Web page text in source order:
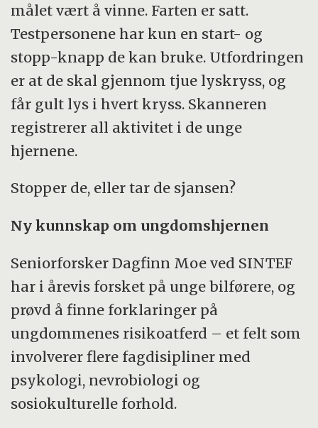
Prosjektet Neurodriving bygger på at
forskere skanner hjernen mens ungdommer
spiller dataspill. Spillet er tidligere bruket i
en studie ved Temple University i
Philadelphia, Pennsylvania.
Startet i 2012 og er finansiert av Statens
tilsvarende TraFi i Finland.
SINTEF har i samarbeid med Høgskolen i
Nord-Trøndelag, utviklet et program basert
på kunnskap fra dette og lignende
prosjekter for påvirkning av ungdoms
risikoforståelse ved Bratten aktivitetspark i
Bodø. Der er etablert et MIND-senter med et
program basert på lyd, bilde og refleksjon
som ungdom deltar i.
målet vært å vinne. Farten er satt.
Testpersonene har kun en start- og
stopp-knapp de kan bruke. Utfordringen
er at de skal gjennom tjue lyskryss, og
får gult lys i hvert kryss. Skanneren
registrerer all aktivitet i de unge
hjernene.
Stopper de, eller tar de sjansen?
Ny kunnskap om ungdomshjernen
Seniorforsker Dagfinn Moe ved SINTEF
har i årevis forsket på unge bilførere, og
prøvd å finne forklaringer på
ungdommenes risikoatferd – et felt som
involverer flere fagdisipliner med
psykologi, nevrobiologi og
sosiokulturelle forhold.